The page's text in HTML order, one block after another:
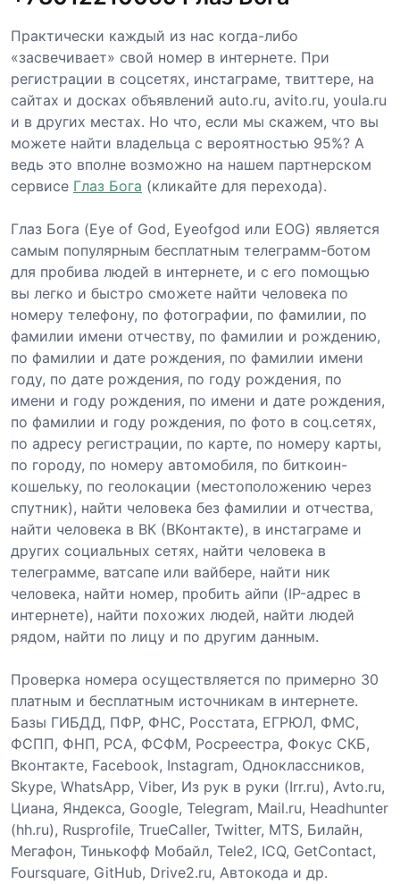
Практически каждый из нас когда-либо
«засвечивает» свой номер в интернете. При
регистрации в соцсетях, инстаграме, твиттере, на
сайтах и досках объявлений auto.ru, avito.ru, youla.ru
и в других местах. Но что, если мы скажем, что вы
можете найти владельца с вероятностью 95%? А
ведь это вполне возможно на нашем партнерском
сервисе Глаз Бога (кликайте для перехода).
Глаз Бога (Eye of God, Eyeofgod или EOG) является
самым популярным бесплатным телеграмм-ботом
для пробива людей в интернете, и с его помощью
вы легко и быстро сможете найти человека по
номеру телефону, по фотографии, по фамилии, по
фамилии имени отчеству, по фамилии и рождению,
по фамилии и дате рождения, по фамилии имени
году, по дате рождения, по году рождения, по
имени и году рождения, по имени и дате рождения,
по фамилии и году рождения, по фото в соц.сетях,
по адресу регистрации, по карте, по номеру карты,
по городу, по номеру автомобиля, по биткоин-
кошельку, по геолокации (местоположению через
спутник), найти человека без фамилии и отчества,
найти человека в ВК (ВКонтакте), в инстаграме и
других социальных сетях, найти человека в
телеграмме, ватсапе или вайбере, найти ник
человека, найти номер, пробить айпи (IP-адрес в
интернете), найти похожих людей, найти людей
рядом, найти по лицу и по другим данным.
Проверка номера осуществляется по примерно 30
платным и бесплатным источникам в интернете.
Базы ГИБДД, ПФР, ФНС, Росстата, ЕГРЮЛ, ФМС,
ФСПП, ФНП, РСА, ФСФМ, Росреестра, Фокус СКБ,
Вконтакте, Facebook, Instagram, Одноклассников,
Skype, WhatsApp, Viber, Из рук в руки (Irr.ru), Avto.ru,
Циана, Яндекса, Google, Telegram, Mail.ru, Headhunter
(hh.ru), Rusprofile, TrueCaller, Twitter, MTS, Билайн,
Мегафон, Тинькофф Мобайл, Tele2, ICQ, GetContact,
Foursquare, GitHub, Drive2.ru, Автокода и др.